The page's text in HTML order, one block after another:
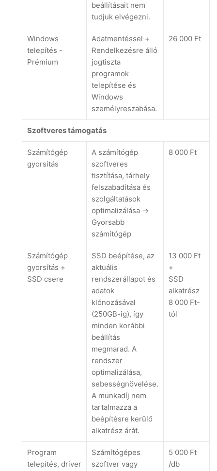
beállításait nem
tudjuk elvégezni.
Windows
telepítés -
Prémium
Adatmentéssel +
Rendelkezésre álló
jogtiszta
programok
telepítése és
Windows
személyreszabása.
26 000 Ft
Szoftveres támogatás
Számítógép
gyorsítás
A számítógép
szoftveres
tisztítása, tárhely
felszabadítása és
szolgáltatások
optimalizálása ->
Gyorsabb
számítógép
8 000 Ft
Számítógép
gyorsítás +
SSD csere
SSD beépítése, az
aktuális
rendszerállapot és
adatok
klónozásával
(250GB-ig), így
minden korábbi
beállítás
megmarad. A
rendszer
optimalizálása,
sebességnövelése.
A munkadíj nem
tartalmazza a
beépítésre kerülő
alkatrész árát.
13 000 Ft
+
SSD
alkatrész
8 000 Ft-
tól
Program
telepítés, driver
Számítógépes
szoftver vagy
5 000 Ft
/db